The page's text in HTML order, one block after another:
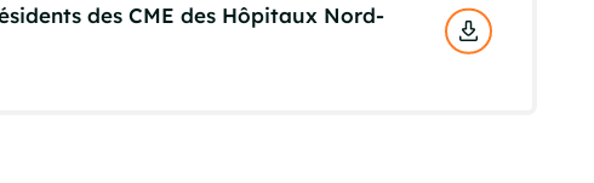
des CME des Hôpitaux Nord-